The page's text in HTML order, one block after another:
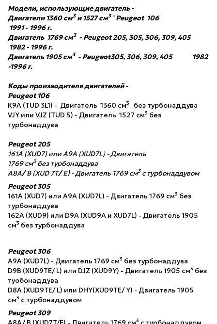
Модели, использующие двигатель -
Двигатели 1360 см3и 1527см3 -Peugeot 106
1991- 1996 г.
Двигатель 1769см3- Peugeot 205, 305, 306, 309, 405
1982 - 1996 г.
Двигатель 1905см3- Peugeot305, 306, 309,405 1982
-1996 г.
Коды производителядвигателей -
Peugeot 106
К9А (TUD 3L1) - Двигатель 1360 см3
без турбонаддува
VJY или VJZ (TUD 5) - Двигатель 1527 см3 без
турбонаддува
Peugeot 205
161А (XUD7) или А9А (XUD7L) - Двигатель
1769 см3 без турбонаддува
A8A/B (XUD 7T/E) - Двигатель 1769 см3 с турбонаддувом
Peugeot 305
161A (XUD7) или А9А (XUD7L) - Двигатель 1769 см3 без
турбонаддува
162А (XUD9) или D9A (XUD9A и XUD7L) - Двигатель 1905
см3 без турбонаддува
Peugeot 306
А9А (XUD7L) - Двигатель 1769 см3 без турбонаддува
D9B (XUD9TE/ L) или DJZ (XUD9Y) - Двигатель 1905 см3 без
туобонаддува
D8A (XUD9TE/ L) или DHY(XUD9TE/ Y) - Двигатель 1905
см3 с турбонаддувом
Peugeot 309
3